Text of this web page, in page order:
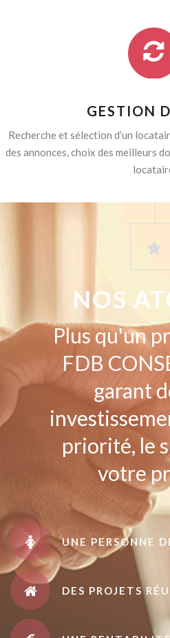
GESTION
Recherche et sélection d’un
des annonces, choix des meilleurs
NOS
Plus qu'un
FDB
garant
priorité, le
votre
UNE PERSONNE
DES PROJETS